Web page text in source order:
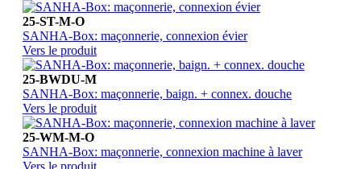
25-ST-M-O
SANHA-Box: maçonnerie, connexion évier
Vers le produit
25-BWDU-M
SANHA-Box: maçonnerie, baign. + connex. douche
Vers le produit
25-WM-M-O
SANHA-Box: maçonnerie, connexion machine à laver
Vers le produit